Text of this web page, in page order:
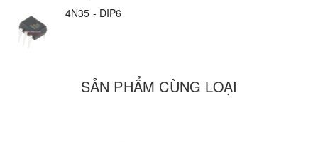
4N35 - DIP6
SẢN PHẨM CÙNG LOẠI